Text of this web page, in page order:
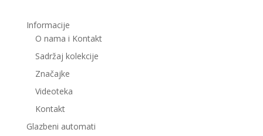
Informacije
O nama i Kontakt
Sadržaj kolekcije
Značajke
Videoteka
Kontakt
Glazbeni automati